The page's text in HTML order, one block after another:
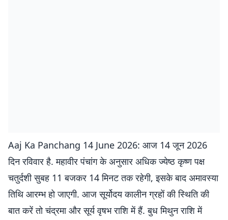
Aaj Ka Panchang 14 June 2026: आज 14 जून 2026
दिन रविवार है. महावीर पंचांग के अनुसार अधिक ज्येष्ठ कृष्ण पक्ष
चतुर्दशी सुबह 11 बजकर 14 मिनट तक रहेगी, इसके बाद अमावस्या
तिथि आरम्भ हो जाएगी. आज सूर्योदय कालीन ग्रहों की स्थिति की
बात करें तो चंद्रमा और सूर्य वृषभ राशि में हैं. बुध मिथुन राशि में